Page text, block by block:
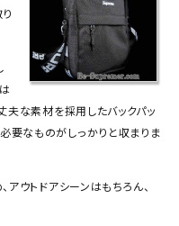
は
夫な素材を採用したバックパッ
要なものがしっかりと収まりま
ウトドアシーンはもちろん、